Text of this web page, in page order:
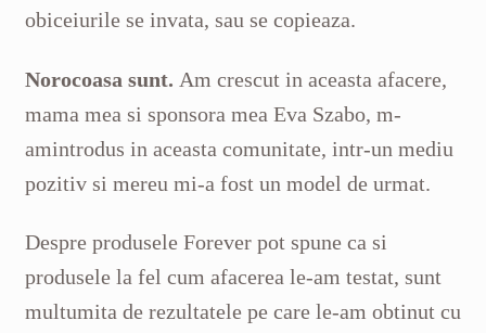
obiceiurile se invata, sau se copieaza.
Norocoasa sunt. Am crescut in aceasta afacere,
mama mea si sponsora mea Eva Szabo, m-
amintrodus in aceasta comunitate, intr-un mediu
pozitiv si mereu mi-a fost un model de urmat.
Despre produsele Forever pot spune ca si
produsele la fel cum afacerea le-am testat, sunt
multumita de rezultatele pe care le-am obtinut cu